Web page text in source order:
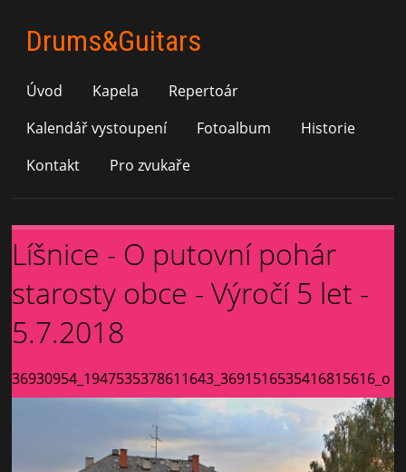
Drums&Guitars
Úvod Kapela
Repertoár
Kalendář vystoupení
Fotoalbum
Historie
Kontakt
Pro zvukaře
Líšnice - O putovní pohár
starosty obce - Výročí 5 let -
5.7.2018
36930954_1947535378611643_3691516535416815616_o